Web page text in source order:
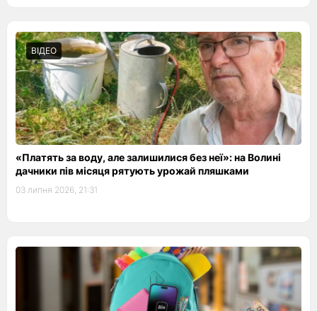
ВІДЕО
«Платять за воду, але залишилися без неї»: на Волині
дачники пів місяця рятують урожай пляшками
03 липня 2026, 21:31